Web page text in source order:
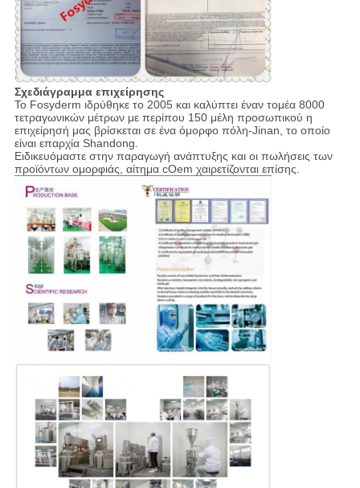
Σχεδιάγραμμα επιχείρησης
Το Fosyderm ιδρύθηκε το 2005 και καλύπτει έναν τομέα 8000
τετραγωνικών μέτρων με περίπου 150 μέλη προσωπικού η
επιχείρησή μας βρίσκεται σε ένα όμορφο πόλη-Jinan, το οποίο
είναι επαρχία Shandong.
Ειδικευόμαστε στην παραγωγή ανάπτυξης και οι πωλήσεις των
προϊόντων ομορφιάς, αίτημα cOem χαιρετίζονται επίσης.